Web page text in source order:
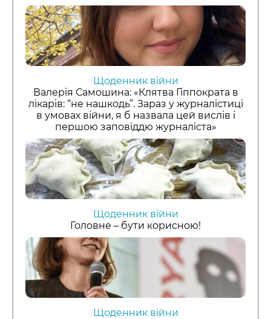
Щоденник війни
Валерія Самошина: «Клятва Гіппократа в
лікарів: “не нашкодь”. Зараз у журналістиці
в умовах війни, я б назвала цей вислів і
першою заповіддю журналіста»
Щоденник війни
Головне – бути корисною!
Щоденник війни